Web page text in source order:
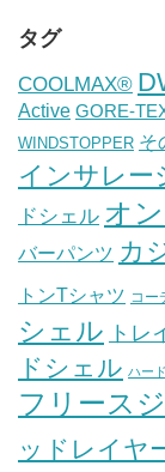
タグ
COOLMAX®
Active GORE-
WINDSTOPPER そ
インサレー
ドシェル オ
バーパンツ カ
トンTシャツ コー
シェル トレ
ドシェル ハー
フリース
ッドレイヤ